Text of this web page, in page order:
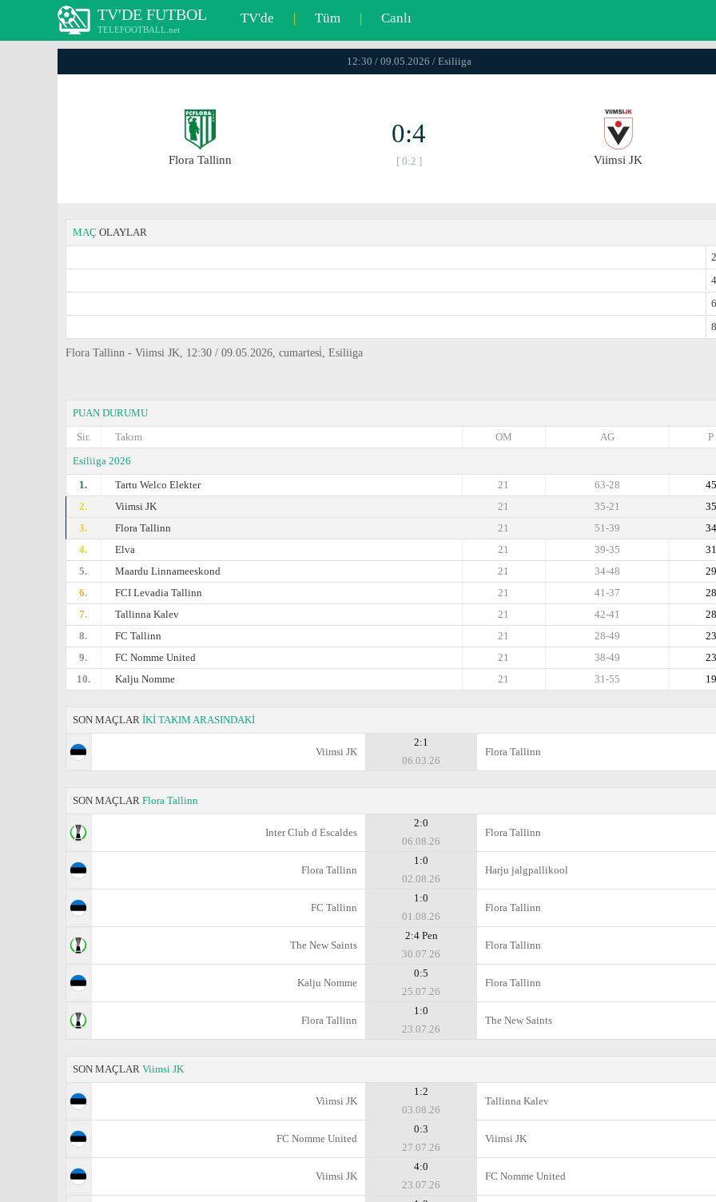
TV'DE FUTBOL
TELEFOOTBALL.net
TV'de | Tüm | Canlı
12:30 / 09.05.2026 / Esiliiga
Flora Tallinn
0:4
[ 0:2 ] Viimsi JK
MAÇ OLAYLAR
Flora Tallinn - Viimsi JK, 12:30 / 09.05.2026, cumartesi̇, Esiliiga
PUAN DURUMU
Sir.
Takım P
AG
OM
Esiliiga 2026
1.
Tartu Welco Elekter 45
63-28
21
2.
Viimsi JK 35
35-21
21
3.
Flora Tallinn 34
51-39
21
4.
Elva 31
39-35
21
5.
Maardu Linnameeskond 29
34-48
21
6.
FCI Levadia Tallinn 28
41-37
21
7.
Tallinna Kalev 28
42-41
21
8.
FC Tallinn 23
28-49
21
9.
FC Nomme United 23
38-49
21
10.
Kalju Nomme 19
31-55
21
SON MAÇLAR İKİ TAKIM ARASINDAKİ
Viimsi JK
2:1
06.03.26
Flora Tallinn
SON MAÇLAR Flora Tallinn
Inter Club d Escaldes
2:0
06.08.26
Flora Tallinn
Flora Tallinn
1:0
02.08.26
Harju jalgpallikool
FC Tallinn
1:0
01.08.26
Flora Tallinn
The New Saints
2:4 Pen
30.07.26
Flora Tallinn
Kalju Nomme
0:5
25.07.26
Flora Tallinn
Flora Tallinn
1:0
23.07.26
The New Saints
SON MAÇLAR Viimsi JK
Viimsi JK
1:2
03.08.26
Tallinna Kalev
FC Nomme United
0:3
27.07.26
Viimsi JK
Viimsi JK
4:0
23.07.26
FC Nomme United